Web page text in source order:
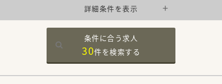
詳細条件を表示
条件に合う求人
30件を検索する